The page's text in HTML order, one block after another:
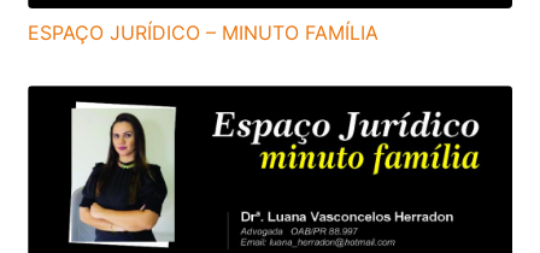
ESPAÇO JURÍDICO – MINUTO FAMÍLIA